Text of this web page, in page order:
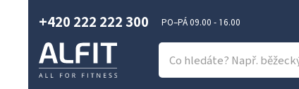
+420 222 222 300 PO–PÁ 09.00 - 16.00